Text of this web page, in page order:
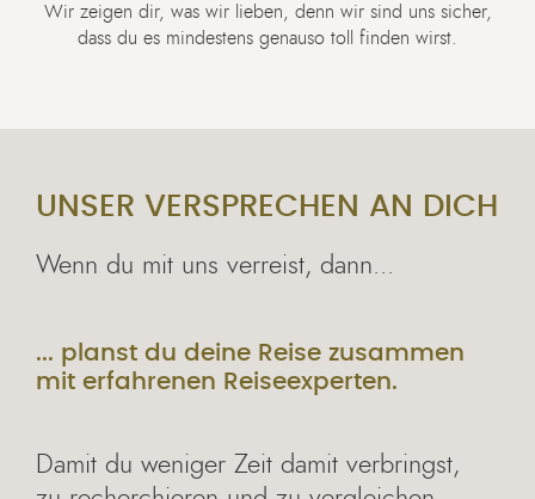
Wir zeigen dir, was wir lieben, denn wir sind uns sicher,
dass du es mindestens genauso toll finden wirst.
UNSER VERSPRECHEN AN DICH
Wenn du mit uns verreist, dann...
... planst du deine Reise zusammen
mit erfahrenen Reiseexperten.
Damit du weniger Zeit damit verbringst,